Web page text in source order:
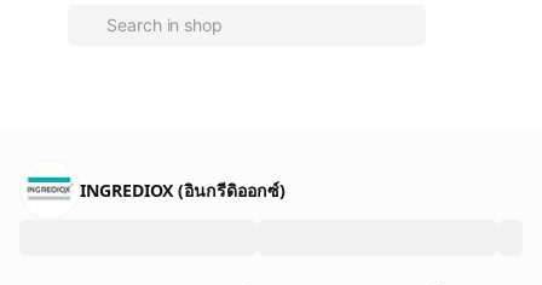
INGREDIOX (อินกรีดิออกซ์)